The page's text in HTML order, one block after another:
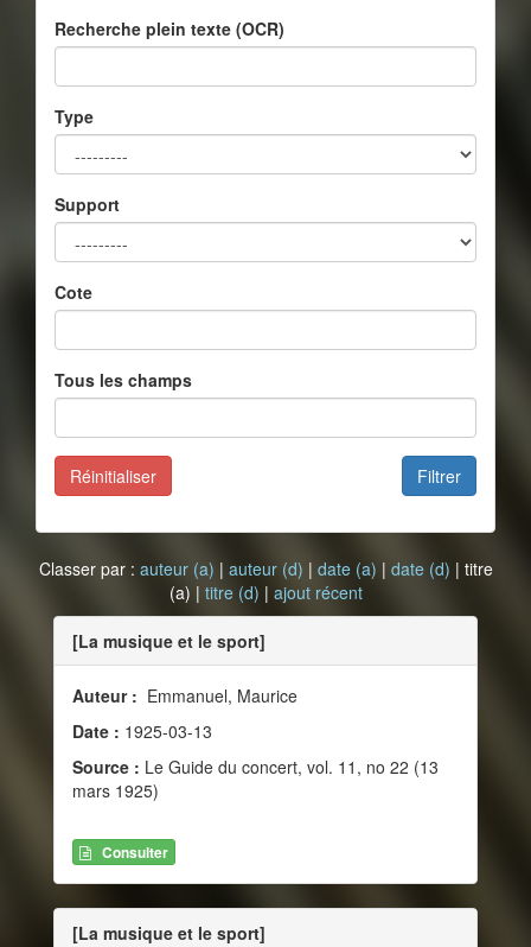
Recherche plein texte (OCR)
Type
Support
Cote
Tous les champs
Filtrer
Réinitialiser
Classer par : auteur (a) | auteur (d) | date (a) | date (d) | titre
(a) | titre (d) | ajout récent
[La musique et le sport]
Auteur : Emmanuel, Maurice
Date : 1925-03-13
Source : Le Guide du concert, vol. 11, no 22 (13
mars 1925)
Consulter
[La musique et le sport]